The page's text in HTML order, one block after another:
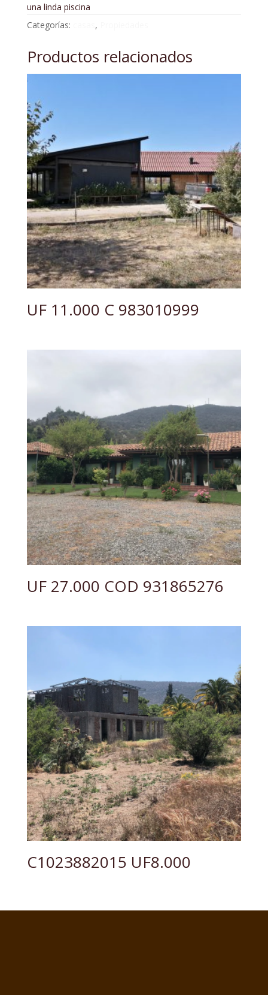
una linda piscina
Categorías:
,
Productos relacionados
UF 11.000 C 983010999
UF 27.000 COD 931865276
C1023882015 UF8.000